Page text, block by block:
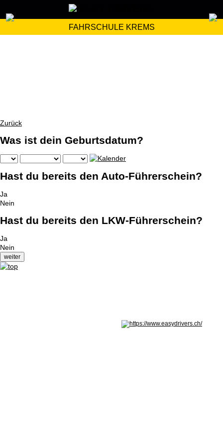
FAHRSCHULE KREMS
Zurück
Was ist dein Geburtsdatum?
Hast du bereits den Auto-Führerschein?
Ja
Nein
Hast du bereits den LKW-Führerschein?
Ja
Nein